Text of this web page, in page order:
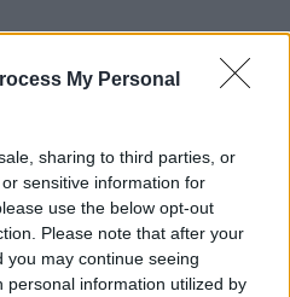
My Personal
sharing to third parties, or
sensitive information for
use the below opt-out
Please note that after your
may continue seeing
personal information utilized by